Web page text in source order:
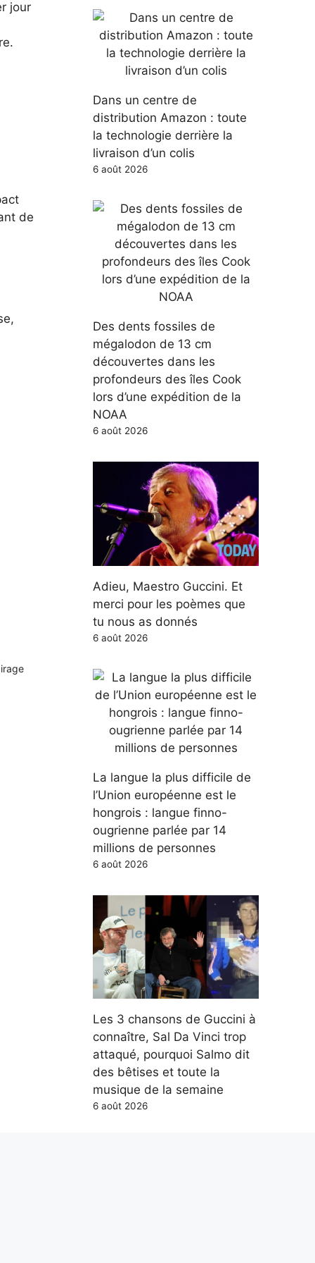
jour
de
Dans un centre de
distribution Amazon : toute
la technologie derrière la
livraison d’un colis
6 août 2026
Des dents fossiles de
mégalodon de 13 cm
découvertes dans les
profondeurs des îles Cook
lors d’une expédition de la
NOAA
6 août 2026
Adieu, Maestro Guccini. Et
merci pour les poèmes que
tu nous as donnés
6 août 2026
La langue la plus difficile de
l’Union européenne est le
hongrois : langue finno-
ougrienne parlée par 14
millions de personnes
6 août 2026
Les 3 chansons de Guccini à
connaître, Sal Da Vinci trop
attaqué, pourquoi Salmo dit
des bêtises et toute la
musique de la semaine
6 août 2026